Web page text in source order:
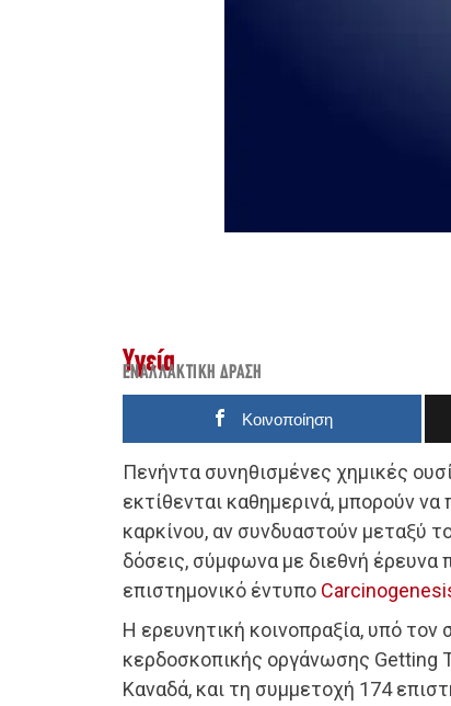
Υγεία
ΕΝΑΛΛΑΚΤΙΚΉ ΔΡΆΣΗ
Κοινοποίηση
Πενήντα συνηθισμένες χημικές
εκτίθενται καθημερινά, μπορούν
καρκίνου, αν συνδυαστούν μεταξύ
δόσεις, σύμφωνα με διεθνή έρευνα
επιστημονικό έντυπο
Η ερευνητική κοινοπραξία, υπό τον
κερδοσκοπικής οργάνωσης Getting
Καναδά, και τη συμμετοχή 174